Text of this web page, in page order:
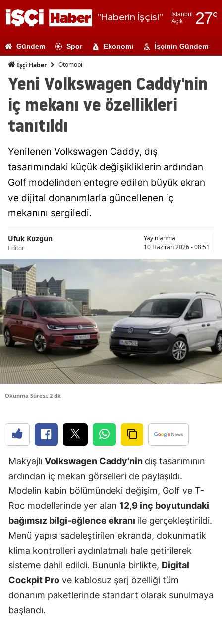
"Haberin İşçisi"
İstanbul
Açık
27°
Adıyaman
Ağrı
Artvin
Bitlis
Bolu
Burdur
Bursa
Çanakkale
Çankırı
Diyarbakır
Edirne
Elazığ
Erzincan
Erzurum
Eskişehir
Gümüşhane
Gündem Spor Ekonomi İşçinin Gündemi
İşçi Haber Otomobil
Yeni Volkswagen Caddy'nin
iç mekanı ve özellikleri
tanıtıldı
Yenilenen Volkswagen Caddy, dış
tasarımındaki küçük değişikliklerin ardından
Golf modelinden entegre edilen büyük ekran
ve dijital donanımlarla güncellenen iç
mekanını sergiledi.
Ufuk Kuzgun
Editör
Yayınlanma
10 Haziran 2026 - 08:51
Okunma Süresi: 2 dk
Makyajlı Volkswagen Caddy'nin dış tasarımının
ardından iç mekan görselleri de paylaşıldı.
Modelin kabin bölümündeki değişim, Golf ve T-
Roc modellerinde yer alan 12,9 inç boyutundaki
bağımsız bilgi-eğlence ekranı ile gerçekleştirildi.
Menü yapısı sadeleştirilen ekranda, dokunmatik
klima kontrolleri aydınlatmalı hale getirilerek
sisteme dahil edildi. Bununla birlikte, Digital
Cockpit Pro ve kablosuz şarj özelliği tüm
donanım paketlerinde standart olarak sunulmaya
başlandı.